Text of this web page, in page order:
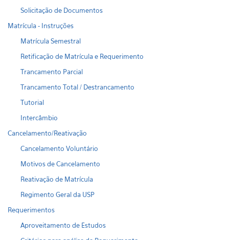
Solicitação de Documentos
Matrícula - Instruções
Matrícula Semestral
Retificação de Matrícula e Requerimento
Trancamento Parcial
Trancamento Total / Destrancamento
Tutorial
Intercâmbio
Cancelamento/Reativação
Cancelamento Voluntário
Motivos de Cancelamento
Reativação de Matrícula
Regimento Geral da USP
Requerimentos
Aproveitamento de Estudos